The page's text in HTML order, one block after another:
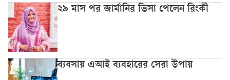
২৯ মাস পর জার্মানির ভিসা পেলেন রিংকী
ব্যবসায় এআই ব্যবহারের সেরা উপায়